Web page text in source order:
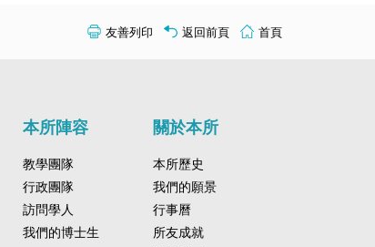
友善列印 返回前頁 首頁
本所陣容
教學團隊
行政團隊
訪問學人
我們的博士生
關於本所
本所歷史
我們的願景
行事曆
所友成就